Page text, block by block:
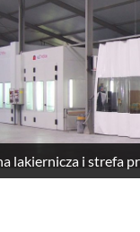
lakiernicza i strefa